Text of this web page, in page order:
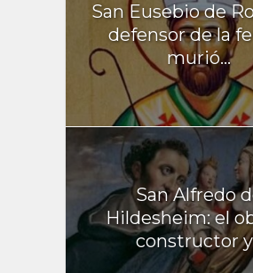
San Eusebio de
defensor de la
murió...
San Alfredo
Hildesheim: el
constructor